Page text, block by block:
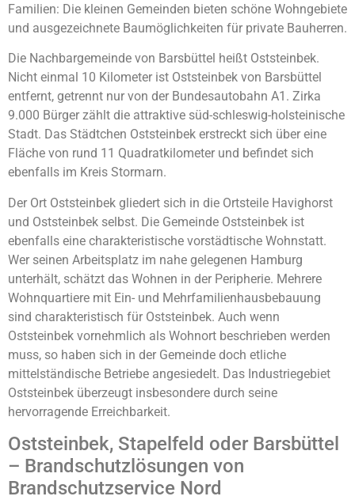
Familien: Die kleinen Gemeinden bieten schöne Wohngebiete
und ausgezeichnete Baumöglichkeiten für private Bauherren.
Die Nachbargemeinde von Barsbüttel heißt Oststeinbek.
Nicht einmal 10 Kilometer ist Oststeinbek von Barsbüttel
entfernt, getrennt nur von der Bundesautobahn A1. Zirka
9.000 Bürger zählt die attraktive süd-schleswig-holsteinische
Stadt. Das Städtchen Oststeinbek erstreckt sich über eine
Fläche von rund 11 Quadratkilometer und befindet sich
ebenfalls im Kreis Stormarn.
Der Ort Oststeinbek gliedert sich in die Ortsteile Havighorst
und Oststeinbek selbst. Die Gemeinde Oststeinbek ist
ebenfalls eine charakteristische vorstädtische Wohnstatt.
Wer seinen Arbeitsplatz im nahe gelegenen Hamburg
unterhält, schätzt das Wohnen in der Peripherie. Mehrere
Wohnquartiere mit Ein- und Mehrfamilienhausbebauung
sind charakteristisch für Oststeinbek. Auch wenn
Oststeinbek vornehmlich als Wohnort beschrieben werden
muss, so haben sich in der Gemeinde doch etliche
mittelständische Betriebe angesiedelt. Das Industriegebiet
Oststeinbek überzeugt insbesondere durch seine
hervorragende Erreichbarkeit.
Oststeinbek, Stapelfeld oder Barsbüttel
– Brandschutzlösungen von
Brandschutzservice Nord